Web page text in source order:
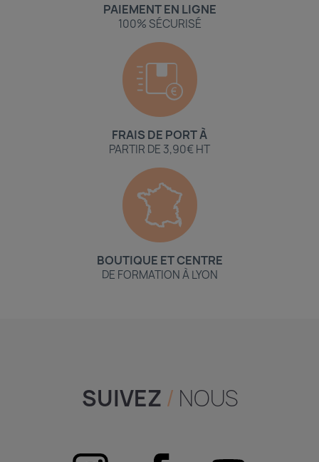
PAIEMENT EN LIGNE
100% SÉCURISÉ
FRAIS DE PORT À
PARTIR DE 3,90€ HT
BOUTIQUE ET CENTRE
DE FORMATION À LYON
SUIVEZ / NOUS